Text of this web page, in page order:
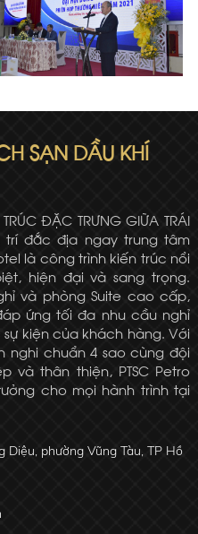
SẠN DẦU KHÍ
TRÚC ĐẶC TRƯNG GIỮA TRÁI
trí đắc địa ngay trung tâm
là công trình kiến trúc nổi
hiện đại và sang trọng.
và phòng Suite cao cấp,
ứng tối đa nhu cầu nghỉ
kiện của khách hàng. Với
nghi chuẩn 4 sao cùng đội
và thân thiện, PTSC Petro
cho mọi hành trình tại
Diệu, phường Vũng Tàu, TP Hồ